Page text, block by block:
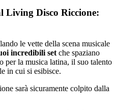
Living Disco Riccione:
le vette della scena musicale
incredibili set che spaziano
per la musica latina, il suo talento
in cui si esibisce.
sarà sicuramente colpito dalla